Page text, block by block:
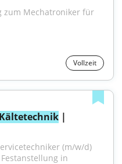
Vollzeit
Kältetechnik |
in